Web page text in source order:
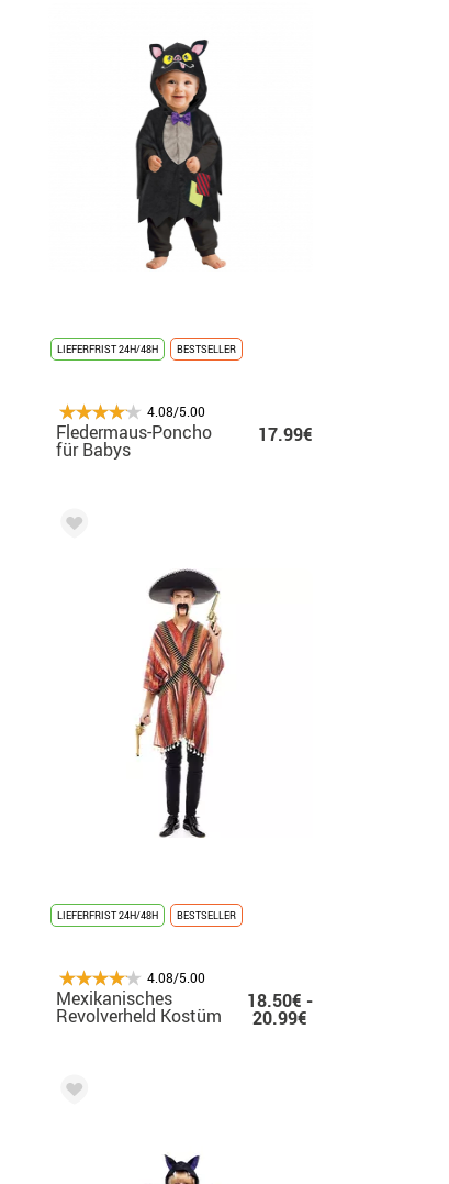
LIEFERFRIST 24H/48H BESTSELLER
4.08/5.00
Fledermaus-Poncho
für Babys
17.99€
LIEFERFRIST 24H/48H BESTSELLER
4.08/5.00
Mexikanisches
Revolverheld Kostüm
18.50€ -
20.99€